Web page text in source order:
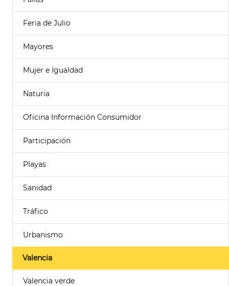
Feria de Julio
Mayores
Mujer e Igualdad
Naturia
Oficina Información Consumidor
Participación
Playas
Sanidad
Tráfico
Urbanismo
Valencia
Valencia verde